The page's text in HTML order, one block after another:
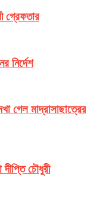
গ্রেফতার
নির্দেশ
গেল মাদ্রাসাছাত্রের
চৌধুরী